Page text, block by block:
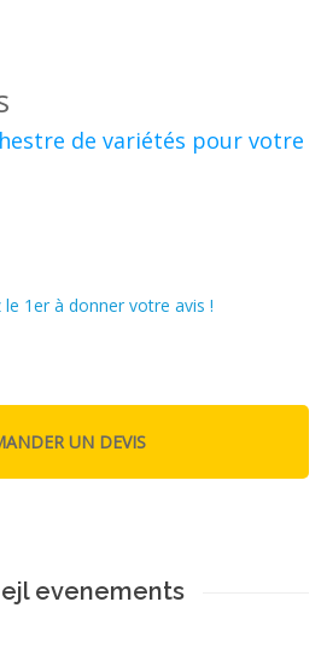
de variétés pour votre
le 1er à donner votre avis !
evenements